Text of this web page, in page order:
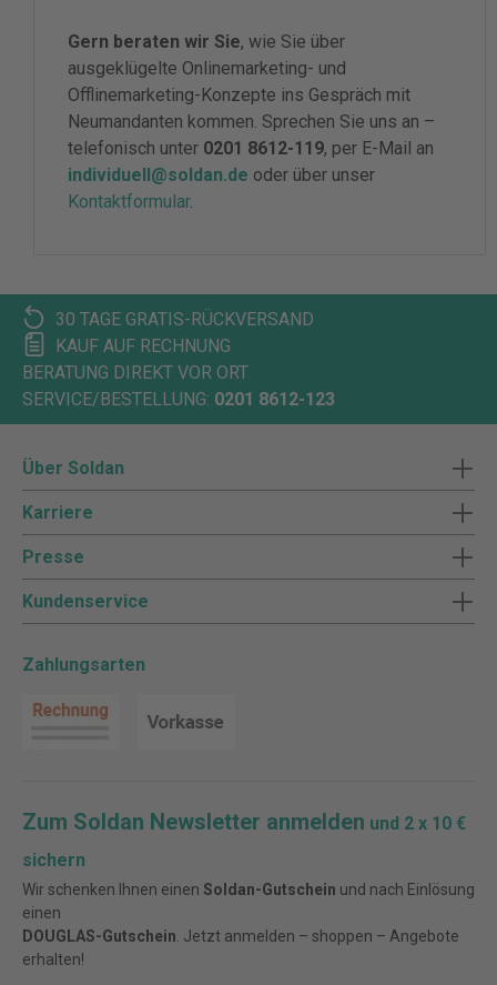
Gern beraten wir Sie, wie Sie über
ausgeklügelte Onlinemarketing- und
Offlinemarketing-Konzepte ins Gespräch mit
Neumandanten kommen. Sprechen Sie uns an –
telefonisch unter 0201 8612-119, per E-Mail an
individuell@soldan.de oder über unser
Kontaktformular.
30 TAGE GRATIS-RÜCKVERSAND
KAUF AUF RECHNUNG
BERATUNG DIREKT VOR ORT
SERVICE/BESTELLUNG: 0201 8612-123
Über Soldan
Karriere
Presse
Kundenservice
Zahlungsarten
Zum Soldan Newsletter anmelden und 2 x 10 €
sichern
Wir schenken Ihnen einen Soldan-Gutschein und nach Einlösung
einen
DOUGLAS-Gutschein . Jetzt anmelden – shoppen – Angebote
erhalten!